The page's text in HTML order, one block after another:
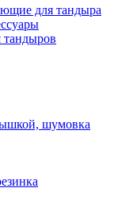
для тандыра
тандыров
шумовка